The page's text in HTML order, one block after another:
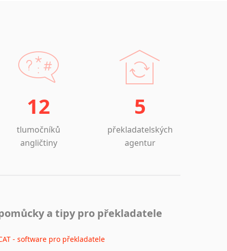
12
tlumočníků
angličtiny
5
překladatelských
agentur
a tipy pro překladatele
- software pro překladatele